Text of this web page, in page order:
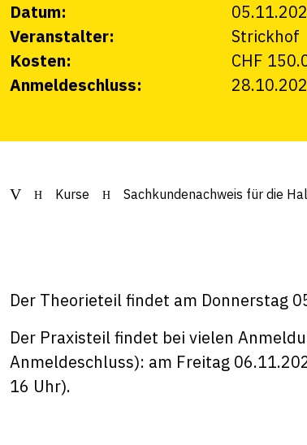
Datum:
Veranstalter:
Strickhof
Kosten:
CHF
Anmeldeschluss:
Kurse Sachkundenachweis für die
Der Theorieteil findet am Donnerstag
Der Praxisteil findet bei vielen
Anmeldeschluss): am Freitag
16 Uhr).